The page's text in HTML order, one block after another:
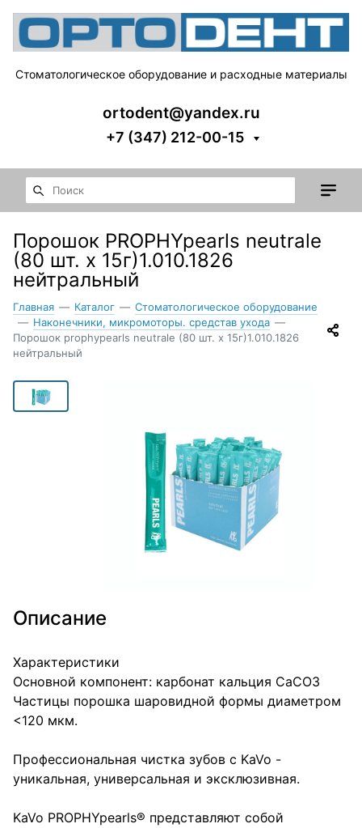
Стоматологическое оборудование и расходные материалы
ortodent@yandex.ru
+7 (347) 212-00-15
Порошок PROPHYpearls neutrale
(80 шт. х 15г)1.010.1826
нейтральный
Главная — Каталог — Стоматологическое оборудование
— Наконечники, микромоторы. средстав ухода —
Порошок prophypearls neutrale (80 шт. х 15г)1.010.1826
нейтральный
Описание
Характеристики
Основной компонент: карбонат кальция CaCO3
Частицы порошка шаровидной формы диаметром
<120 мкм.
Профессиональная чистка зубов с KaVo -
уникальная, универсальная и эксклюзивная.
KaVo PROPHYpearls® представляют собой